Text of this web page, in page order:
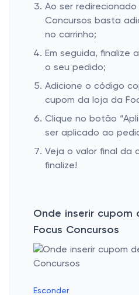
Ao ser
Concursos basta
no carrinho;
Em seguida, finalize
o seu pedido;
Adicione o código
cupom da loja da
Clique no botão
ser aplicado ao
Veja o valor final da
finalize!
Onde inserir cupom
Focus Concursos
Esconder